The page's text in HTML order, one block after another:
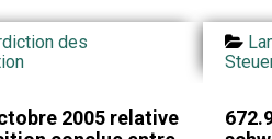
des
2005 relative